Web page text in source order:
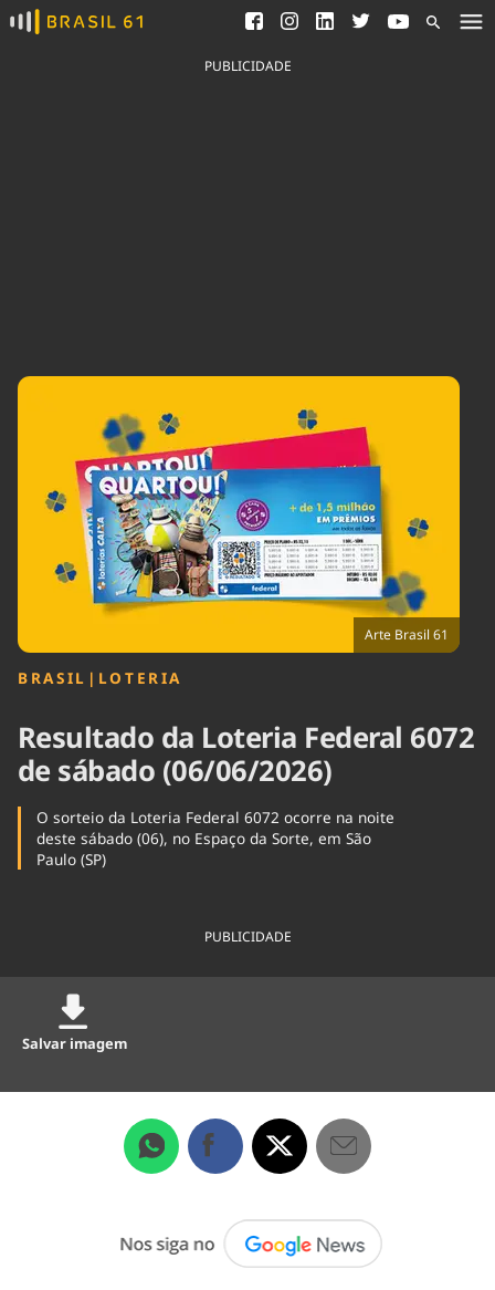
Ver todas as notícias
Saneamento
Indicadores
Agronegócios
Brasil Mineral
Ciência &
Tecnologia
Cinema
Comportamento
Cultura
Economia
Educação
Infraestrutura
Internacional
Meio Ambiente
Podcast
Política
Saúde
Tempo
PUBLICIDADE
Arte Brasil 61
BRASIL | LOTERIA
Resultado da Loteria Federal 6072
de sábado (06/06/2026)
O sorteio da Loteria Federal 6072 ocorre na noite
deste sábado (06), no Espaço da Sorte, em São
Paulo (SP)
PUBLICIDADE
Salvar imagem